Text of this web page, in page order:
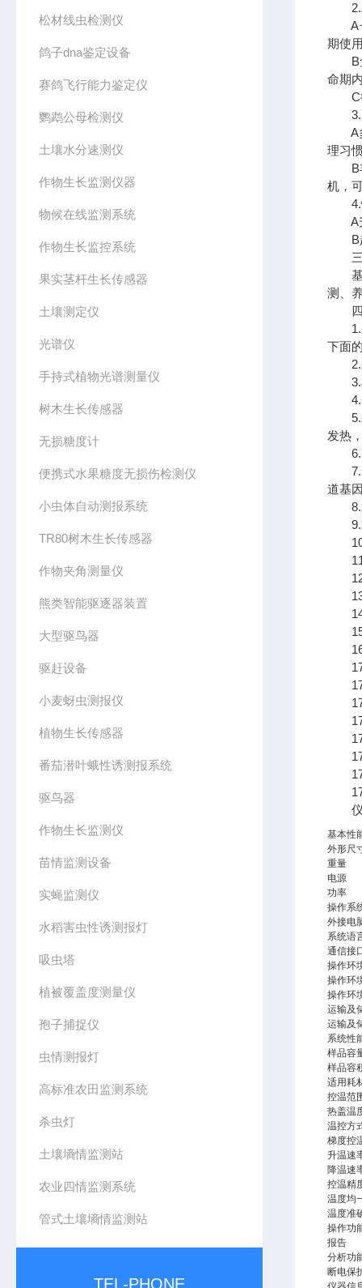
松材线虫检测仪
鸽子dna鉴定设备
赛鸽飞行能力鉴定仪
鹦鹉公母检测仪
土壤水分速测仪
作物生长监测仪器
物候在线监测系统
作物生长监控系统
果实茎杆生长传感器
土壤测定仪
光谱仪
手持式植物光谱测量仪
树木生长传感器
无损糖度计
便携式水果糖度无损伤检测仪
小虫体自动测报系统
TR80树木生长传感器
作物夹角测量仪
熊类智能驱逐器装置
大型驱鸟器
驱赶设备
小麦蚜虫测报仪
植物生长传感器
番茄潜叶蛾性诱测报系统
驱鸟器
作物生长监测仪
苗情监测设备
实蝇监测仪
水稻害虫性诱测报灯
吸虫塔
植被覆盖度测量仪
孢子捕捉仪
虫情测报灯
高标准农田监测系统
杀虫灯
土壤墒情监测站
农业四情监测系统
管式土壤墒情监测站
TEL-PHONE
2.精
A长
期使
B免
命期
C很
3.高
A多
理习
B丰
机，
4.
A升
B超
三
基础
测、
四
1.采
下面
2.采
3.样
4.开
5.采
发热
6.高
7.无
道基
8.通
9.通
10.
11.
12.
13.
14.
15.
16.
17.
17.1
17.2
17.3
17.4
17.5
17.7
仪
基本性
外形尺
重量
电源
功率
操作系
外接电
系统语
通信接
操作环
操作环
操作环
运输及
运输及
系统性
样品容
样品容
适用耗
控温范
热盖温
温控方
梯度控
升温速
降温速
控温精
温度均
温度准
操作功
报告
分析功
断电保